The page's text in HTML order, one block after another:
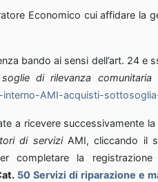
Economico cui affidare la
bando ai sensi dell’art. 24 e
di rilevanza comunitaria
AMI-acquisti-
a ricevere successivamente
di servizi AMI, cliccando il
completare la
50 Servizi di riparazione e